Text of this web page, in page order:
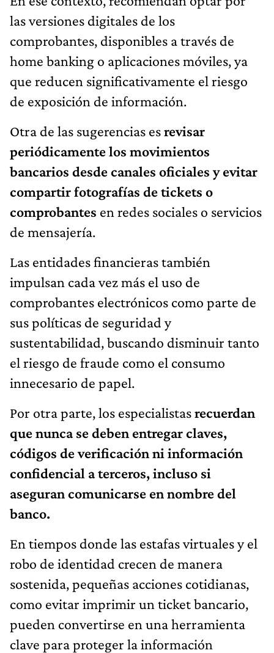
las versiones digitales de los
comprobantes, disponibles a través de
home banking o aplicaciones móviles, ya
que reducen significativamente el riesgo
de exposición de información.
Otra de las sugerencias esrevisar
periódicamente los movimientos
bancarios desde canales oficiales y evitar
compartir fotografías de tickets o
comprobantes en redes sociales o servicios
de mensajería.
Las entidades financieras también
impulsan cada vez más el uso de
comprobantes electrónicos como parte de
sus políticas de seguridad y
sustentabilidad, buscando disminuir tanto
el riesgo de fraude como el consumo
innecesario de papel.
Por otra parte, los especialistasrecuerdan
que nunca se deben entregar claves,
códigos de verificación ni información
confidencial a terceros, incluso si
aseguran comunicarse en nombre del
banco.
En tiempos donde las estafas virtuales y el
robo de identidad crecen de manera
sostenida, pequeñas acciones cotidianas,
como evitar imprimir un ticket bancario,
pueden convertirse en una herramienta
clave para proteger la información